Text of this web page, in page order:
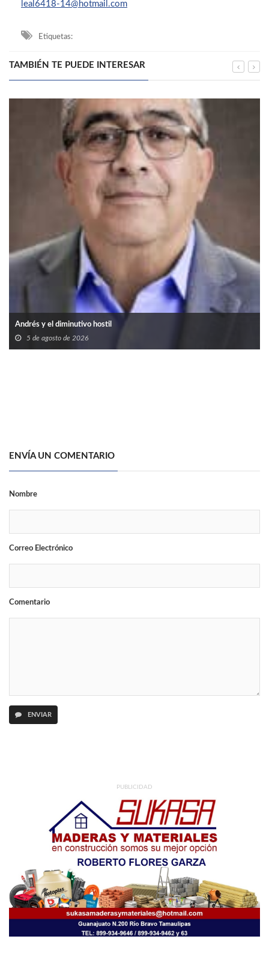
leal6418-14@hotmail.com
Etiquetas:
TAMBIÉN TE PUEDE INTERESAR
Andrés y el diminutivo hostil
5 de agosto de 2026
ENVÍA UN COMENTARIO
Nombre
Correo Electrónico
Comentario
ENVIAR
PUBLICIDAD